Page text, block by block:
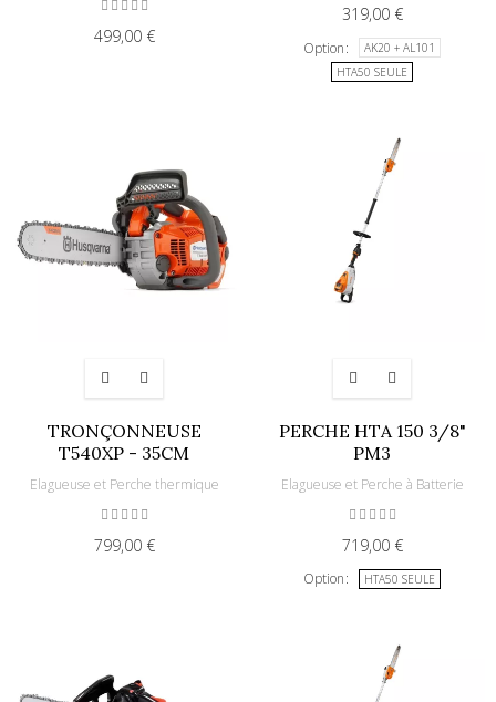
499,00 €
319,00 €
Option
AK20 + AL101
HTA50 SEULE
TRONÇONNEUSE
T540XP - 35CM
Elagueuse et Perche thermique
799,00 €
PERCHE HTA 150 3/8"
PM3
Elagueuse et Perche à Batterie
719,00 €
Option HTA50 SEULE